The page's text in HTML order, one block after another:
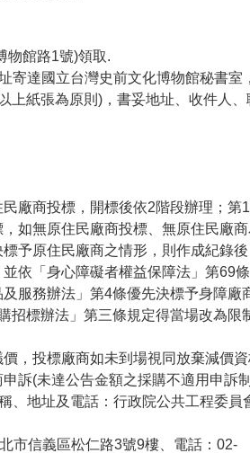
物館路1號)領取.
寄達國立台灣史前文化博物館秘書室
上紙張為原則)，書妥地址、收件人、
廠商投標，開標後依2階段辦理；第
如無原住民廠商投標、無原住民廠
予原住民廠商之情形，則作成紀錄
依「身心障礙者權益保障法」第69
服務辦法」第4條優先決標予身障廠
招標辦法」第三條規定得當場改為限
，投標廠商如未到場視同放棄減價
訴(未達公告金額之採購不適用申訴
、地址及電話：行政院公共工程委員
市信義區松仁路3號9樓、電話：02-